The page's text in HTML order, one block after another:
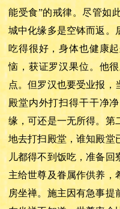
能受食”的戒律。尽管如
城中化缘多是空钵而返。
吃得很好，身体也健康
恼，获证罗汉果位。他
点。但罗汉也要受业报，
殿堂内外打扫得干干净
缘，可还是一无所得。第
地去打扫殿堂，谁知殿堂
儿都得不到饭吃，准备
主给世尊及眷属作供养，
房坐禅。施主因有急事提